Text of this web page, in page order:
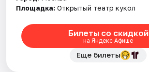
Площадка: Открытый театр кукол
Билеты со скидкой
на Яндекс Афише
Еще билеты